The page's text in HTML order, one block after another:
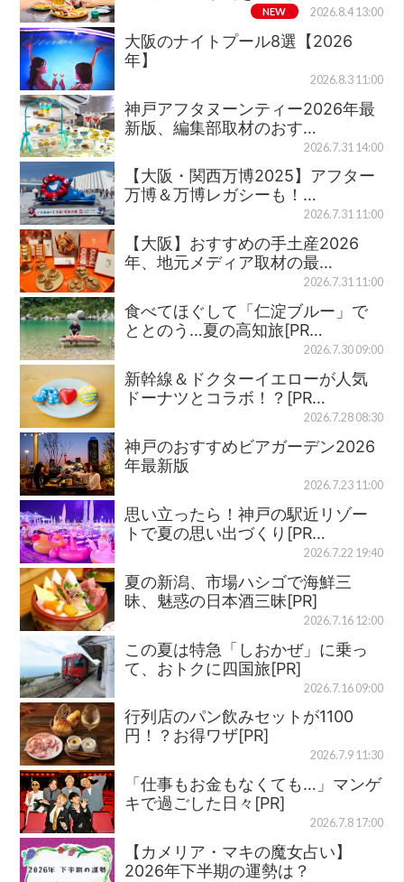
NEW 2026.8.4 13:00
大阪のナイトプール8選【2026
年】
2026.8.3 11:00
神戸アフタヌーンティー2026年最
新版、編集部取材のおす…
2026.7.31 14:00
【大阪・関西万博2025】アフター
万博＆万博レガシーも！…
2026.7.31 11:00
【大阪】おすすめの手土産2026
年、地元メディア取材の最…
2026.7.31 11:00
食べてほぐして「仁淀ブルー」で
ととのう…夏の高知旅[PR…
2026.7.30 09:00
新幹線＆ドクターイエローが人気
ドーナツとコラボ！？[PR…
2026.7.28 08:30
神戸のおすすめビアガーデン2026
年最新版
2026.7.23 11:00
思い立ったら！神戸の駅近リゾー
トで夏の思い出づくり[PR…
2026.7.22 19:40
夏の新潟、市場ハシゴで海鮮三
昧、魅惑の日本酒三昧[PR]
2026.7.16 12:00
この夏は特急「しおかぜ」に乗っ
て、おトクに四国旅[PR]
2026.7.16 09:00
行列店のパン飲みセットが1100
円！？お得ワザ[PR]
2026.7.9 11:30
「仕事もお金もなくても…」マンゲ
キで過ごした日々[PR]
2026.7.8 17:00
【カメリア・マキの魔女占い】
2026年下半期の運勢は？